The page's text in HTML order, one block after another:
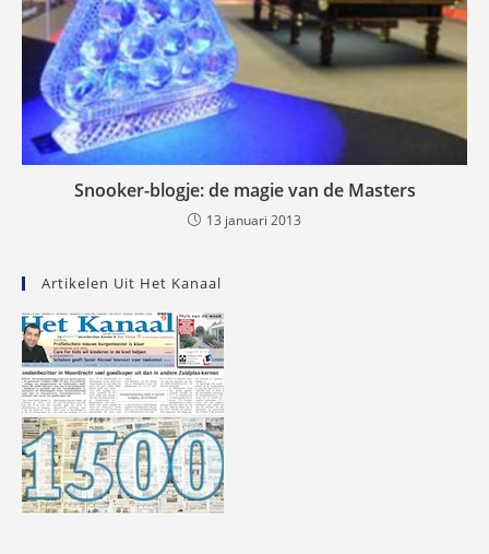
Snooker-blogje: de magie van de Masters
13 januari 2013
Artikelen Uit Het Kanaal